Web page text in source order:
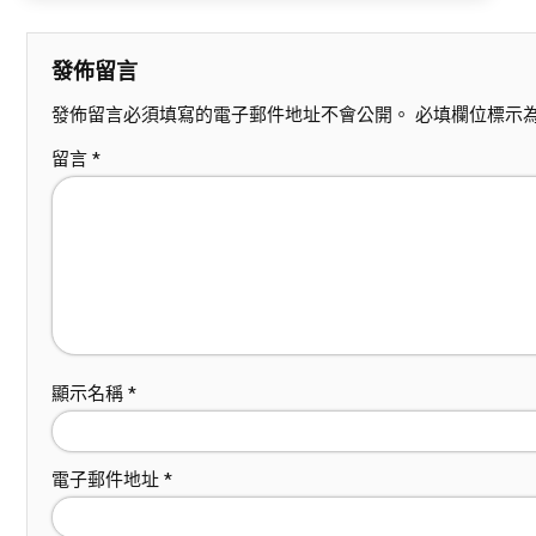
發佈留言
發佈留言必須填寫的電子郵件地址不會公開。 必填欄位標示
留言 *
顯示名稱 *
電子郵件地址 *